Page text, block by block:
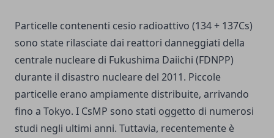
Particelle contenenti cesio radioattivo (134 + 137Cs)
sono state rilasciate dai reattori danneggiati della
centrale nucleare di Fukushima Daiichi (FDNPP)
durante il disastro nucleare del 2011. Piccole
particelle erano ampiamente distribuite, arrivando
fino a Tokyo. I CsMP sono stati oggetto di numerosi
studi negli ultimi anni. Tuttavia, recentemente è